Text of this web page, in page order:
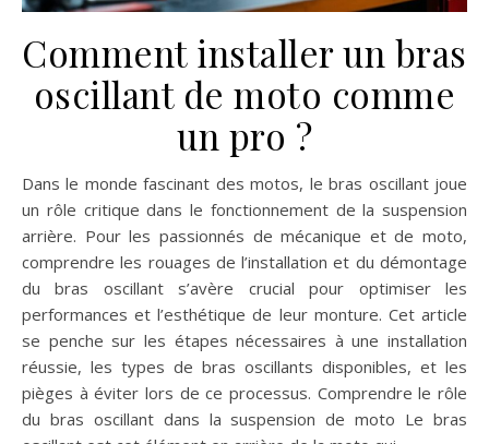
Comment installer un bras
oscillant de moto comme
un pro ?
Dans le monde fascinant des motos, le bras oscillant joue
un rôle critique dans le fonctionnement de la suspension
arrière. Pour les passionnés de mécanique et de moto,
comprendre les rouages de l’installation et du démontage
du bras oscillant s’avère crucial pour optimiser les
performances et l’esthétique de leur monture. Cet article
se penche sur les étapes nécessaires à une installation
réussie, les types de bras oscillants disponibles, et les
pièges à éviter lors de ce processus. Comprendre le rôle
du bras oscillant dans la suspension de moto Le bras